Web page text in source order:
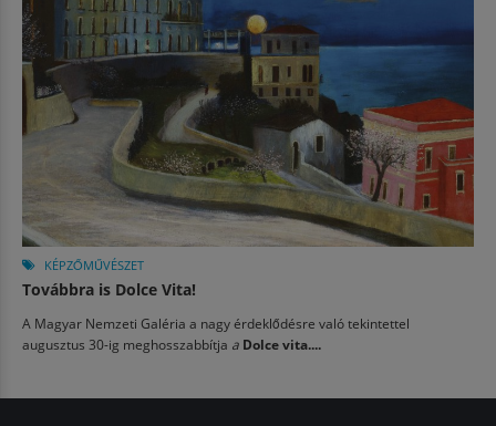
KÉPZŐMŰVÉSZET
Továbbra is Dolce Vita!
A Magyar Nemzeti Galéria a nagy érdeklődésre való tekintettel
augusztus 30-ig meghosszabbítja a Dolce vita....